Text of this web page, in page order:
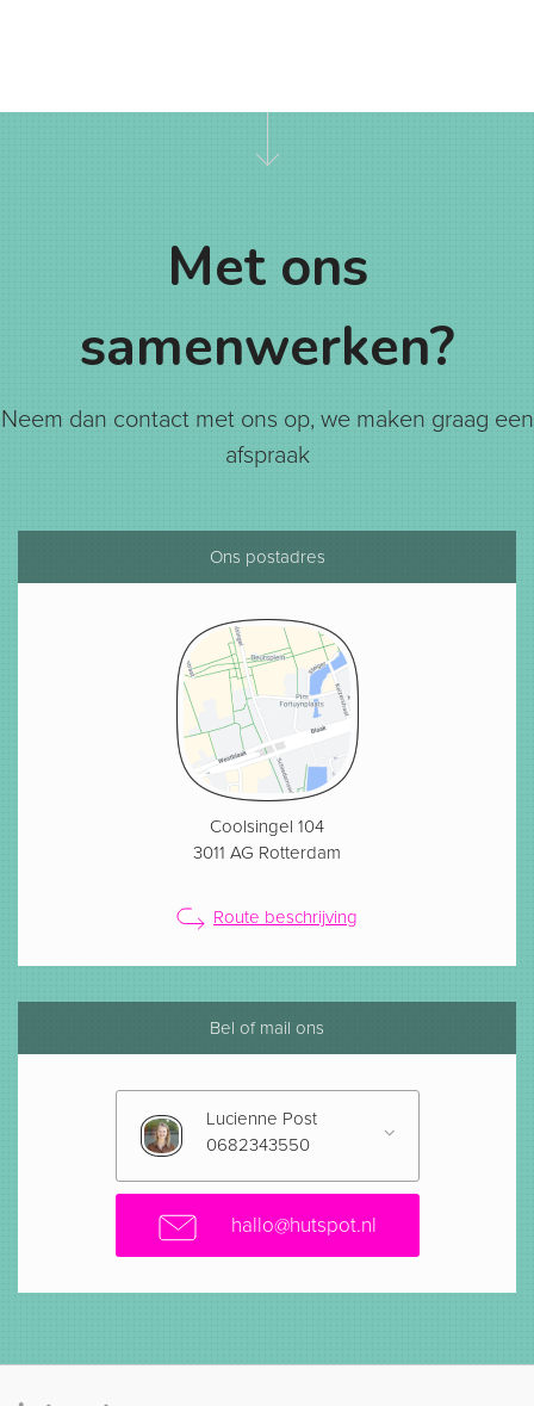
Met ons
samenwerken?
Neem dan contact met ons op, we maken graag een
afspraak
Ons postadres
Coolsingel 104
3011 AG Rotterdam
Route beschrijving
Bel of mail ons
Lucienne Post
0682343550
hallo@hutspot.nl